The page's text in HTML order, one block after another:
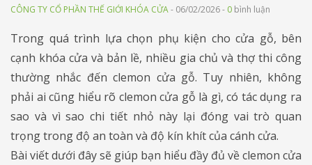
CÔNG TY CỔ PHẦN THẾ GIỚI KHÓA CỬA- 06/02/2026 - 0 bình luận
Trong quá trình lựa chọn phụ kiện cho cửa gỗ, bên
cạnh khóa cửa và bản lề, nhiều gia chủ và thợ thi công
thường nhắc đến clemon cửa gỗ. Tuy nhiên, không
phải ai cũng hiểu rõ clemon cửa gỗ là gì, có tác dụng ra
sao và vì sao chi tiết nhỏ này lại đóng vai trò quan
trọng trong độ an toàn và độ kín khít của cánh cửa.
Bài viết dưới đây sẽ giúp bạn hiểu đầy đủ về clemon cửa